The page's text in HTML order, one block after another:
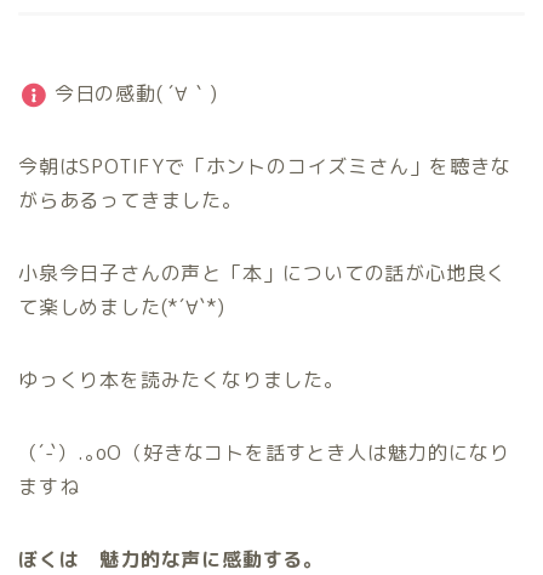
今日の感動( ´∀｀)
今朝はSPOTIFYで「ホントのコイズミさん」を聴きな
がらあるってきました。
小泉今日子さんの声と「本」についての話が心地良く
て楽しめました(*´∀`*)
ゆっくり本を読みたくなりました。
（´-`）.｡oO（好きなコトを話すとき人は魅力的になり
ますね
ぼくは 魅力的な声に感動する。